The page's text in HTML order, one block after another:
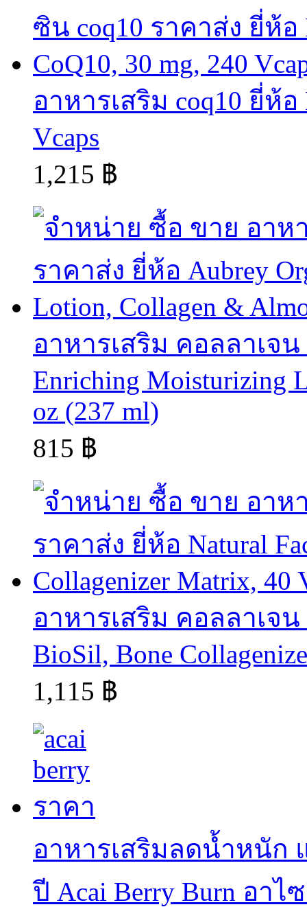
อาหารเสริม coq10 ยี่ห้อ
Vcaps
1,215 ฿
อาหารเสริม คอลลาเจน
Enriching Moisturizing
oz (237 ml)
815 ฿
อาหารเสริม คอลลาเจน
BioSil, Bone
1,115 ฿
อาหารเสริมลดน้ำหนัก
ปี Acai Berry Burn อา